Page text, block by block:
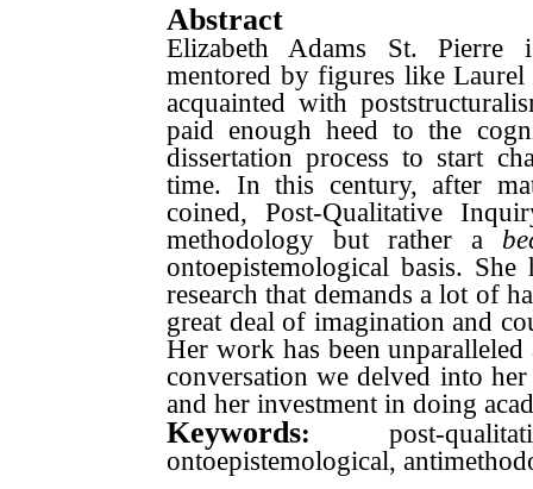
Abstract
Elizabeth Adams St. Pierre
mentored by figures like Laurel
acquainted with
paid enough heed to the
dissertation process to start
time. In this century, after
coined, Post-Qualitative
methodology but rather a
ontoepistemological basis.
research that demands a lot of
great deal of imagination and
Her work has been
conversation we delved into
and her investment in doing
Keywords: post-
ontoepistemological,